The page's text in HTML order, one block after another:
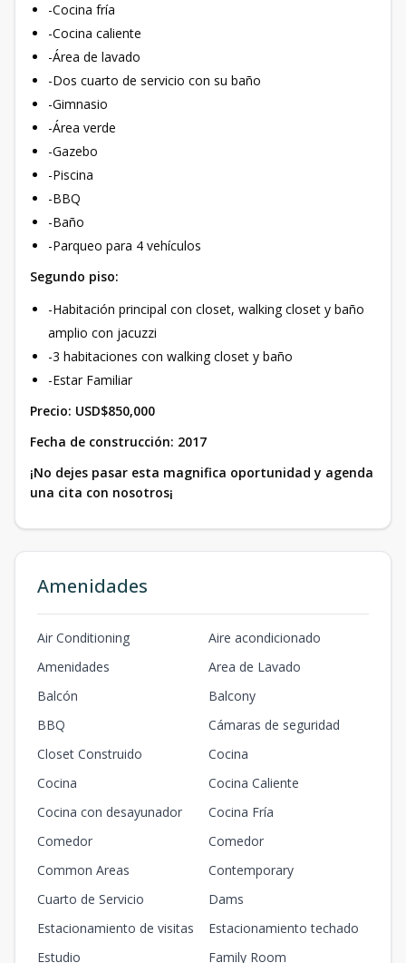
-Cocina fría
-Cocina caliente
-Área de lavado
-Dos cuarto de servicio con su baño
-Gimnasio
-Área verde
-Gazebo
-Piscina
-BBQ
-Baño
-Parqueo para 4 vehículos
Segundo piso:
-Habitación principal con closet, walking closet y baño
amplio con jacuzzi
-3 habitaciones con walking closet y baño
-Estar Familiar
Precio: USD$850,000
Fecha de construcción: 2017
¡No dejes pasar esta magnifica oportunidad y agenda
una cita con nosotros¡
Amenidades
Air Conditioning
Aire acondicionado
Amenidades
Area de Lavado
Balcón
Balcony
BBQ
Cámaras de seguridad
Closet Construido
Cocina
Cocina
Cocina Caliente
Cocina con desayunador
Cocina Fría
Comedor
Comedor
Common Areas
Contemporary
Cuarto de Servicio
Dams
Estacionamiento de visitas
Estacionamiento techado
Estudio
Family Room